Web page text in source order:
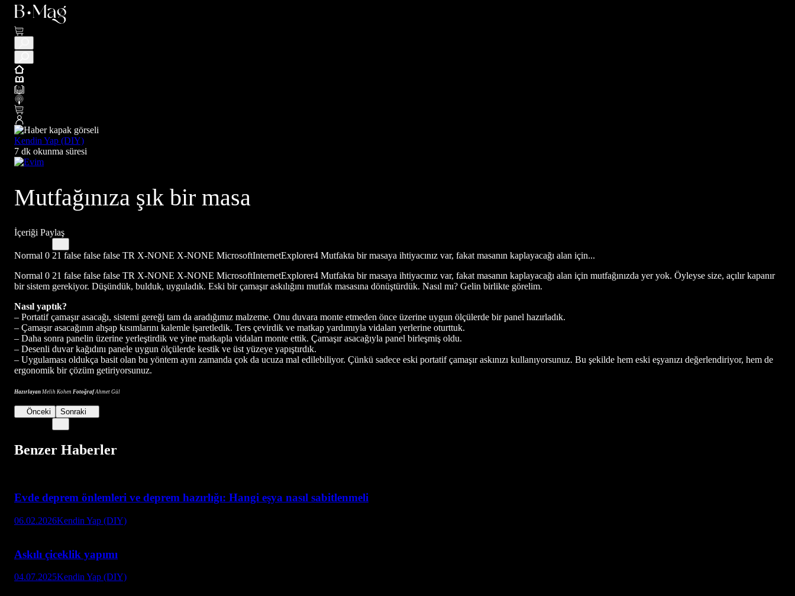
Kendin Yap (DIY)
7 dk okunma süresi
Mutfağınıza şık bir masa
İçeriği Paylaş
Normal 0 21 false false false TR X-NONE X-NONE MicrosoftInternetExplorer4 Mutfakta bir masaya ihtiyacınız var, fakat masanın kaplayacağı alan için...
Normal 0 21 false false false TR X-NONE X-NONE MicrosoftInternetExplorer4 Mutfakta bir masaya ihtiyacınız var, fakat masanın kaplayacağı alan için mutfağınızda yer yok. Öyleyse size, açılır kapanır
bir sistem gerekiyor. Düşündük, bulduk, uyguladık. Eski bir çamaşır askılığını mutfak masasına dönüştürdük. Nasıl mı? Gelin birlikte görelim.
Nasıl yaptık?
– Portatif çamaşır asacağı, sistemi gereği tam da aradığımız malzeme. Onu duvara monte etmeden önce üzerine uygun ölçülerde bir panel hazırladık.
– Çamaşır asacağının ahşap kısımlarını kalemle işaretledik. Ters çevirdik ve matkap yardımıyla vidaları yerlerine oturttuk.
– Daha sonra panelin üzerine yerleştirdik ve yine matkapla vidaları monte ettik. Çamaşır asacağıyla panel birleşmiş oldu.
– Desenli duvar kağıdını panele uygun ölçülerde kestik ve üst yüzeye yapıştırdık.
– Uygulaması oldukça basit olan bu yöntem aynı zamanda çok da ucuza mal edilebiliyor. Çünkü sadece eski portatif çamaşır askınızı kullanıyorsunuz. Bu şekilde hem eski eşyanızı değerlendiriyor, hem de
ergonomik bir çözüm getiriyorsunuz.
Hazırlayan Melih Kohen FotoğrafAhmet Gül
Önceki Sonraki
Benzer Haberler
Evde deprem önlemleri ve deprem hazırlığı: Hangi eşya nasıl sabitlenmeli
06.02.2026Kendin Yap (DIY)
Askılı çiceklik yapımı
04.07.2025Kendin Yap (DIY)